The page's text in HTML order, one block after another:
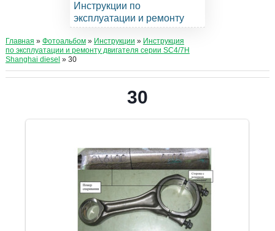
Инструкции по
эксплуатации и ремонту
Главная » Фотоальбом» Инструкции » Инструкция
по эксплуатации и ремонту двигателя серии SC4/7H
Shanghai diesel » 30
30